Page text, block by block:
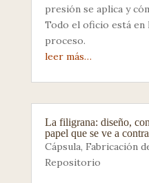
presión se aplica y
Todo el oficio está en
proceso.
leer más…
La filigrana: diseño,
papel que se ve a
Cápsula, Fabricación
Repositorio